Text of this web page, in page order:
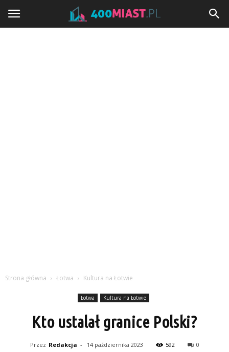
Strona główna Łotwa Kultura na Łotwie
Łotwa Kultura na Łotwie
Kto ustalał granice Polski?
Przez Redakcja - 14 października 2023 592 0